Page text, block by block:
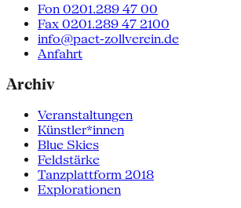
Fon 0201.289 47 00
Fax 0201.289 47 2100
info@pact-zollverein.de
Anfahrt
Archiv
Veranstaltungen
Künstler*innen
Blue Skies
Feldstärke
Tanzplattform 2018
Explorationen